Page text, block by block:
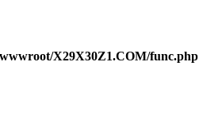
X29X30Z1.COM/func.php